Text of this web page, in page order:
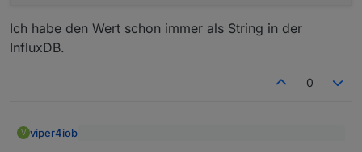
Ich habe den Wert schon immer als String in der
InfluxDB.
0
V viper4iob